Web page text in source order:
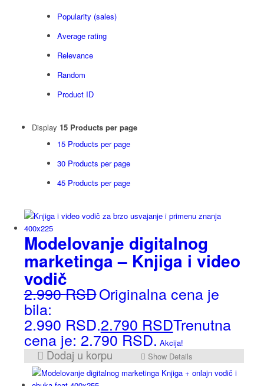
Popularity (sales)
Average rating
Relevance
Random
Product ID
Display 15 Products per page
15 Products per page
30 Products per page
45 Products per page
Modelovanje digitalnog
marketinga – Knjiga i video
vodič
2.990RSDOriginalna cena je
bila:
2.990 RSD.2.790 RSDTrenutna
cena je: 2.790 RSD. Akcija!
Dodaj u korpu Show Details